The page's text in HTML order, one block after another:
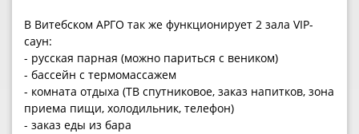
В Витебском АРГО так же функционирует 2 зала VIP-
саун:
- русская парная (можно париться с веником)
- бассейн с термомассажем
- комната отдыха (ТВ спутниковое, заказ напитков, зона
приема пищи, холодильник, телефон)
- заказ еды из бара